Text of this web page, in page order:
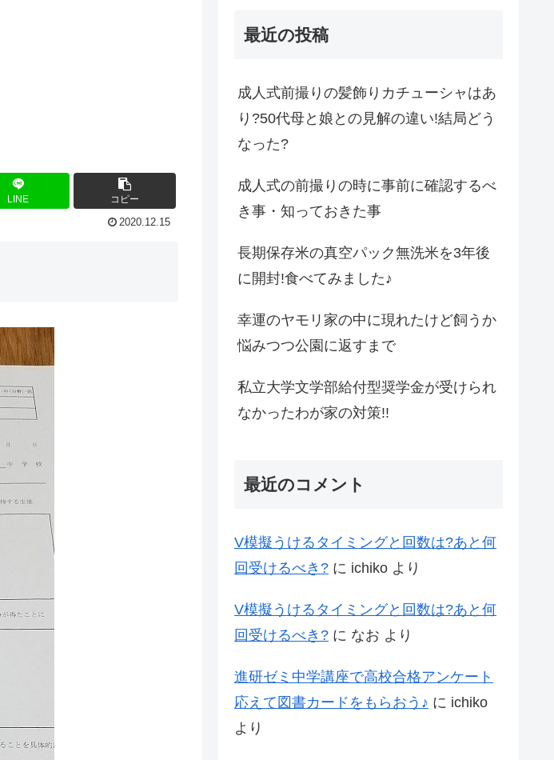
LINE コピー
2020.12.15
最近の投稿
成人式前撮りの髪飾りカチューシャはあ
り?50代母と娘との見解の違い!結局どう
なった?
成人式の前撮りの時に事前に確認するべ
き事・知っておきた事
長期保存米の真空パック無洗米を3年後
に開封!食べてみました♪
幸運のヤモリ家の中に現れたけど飼うか
悩みつつ公園に返すまで
私立大学文学部給付型奨学金が受けられ
なかったわが家の対策!!
最近のコメント
V模擬うけるタイミングと回数は?あと何
回受けるべき? に ichiko より
V模擬うけるタイミングと回数は?あと何
回受けるべき? に なお より
進研ゼミ中学講座で高校合格アンケート
応えて図書カードをもらおう♪ に ichiko
より